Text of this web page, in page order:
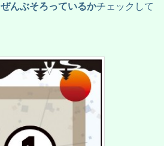
ぜんぶそろっているかチェックして